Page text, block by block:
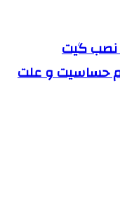
نصب گیت
حساسیت و علت